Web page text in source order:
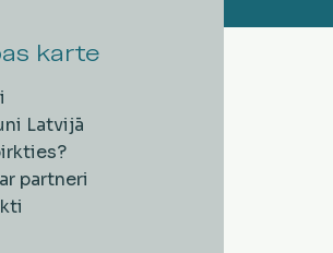
karte
Latvijā
partneri